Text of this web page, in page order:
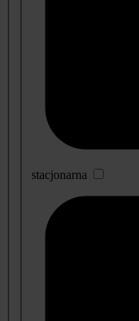
stacjonarna